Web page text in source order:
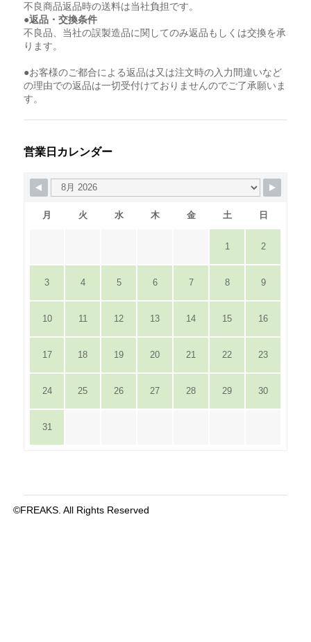
不良商品返品時の送料は当社負担です。
●返品・交換条件
不良品、当社の誤製造品に関してのみ返品もしくは交換を承
ります。
●お客様のご都合による返品は又は注文時の入力間違いなど
の理由での返品は一切受付けておりませんのでご了承願いま
す。
営業日カレンダー
月 火 水 木 金 土 日
1 2
3 4 5 6 7 8 9
10 11 12 13 14 15 16
17 18 19 20 21 22 23
24 25 26 27 28 29 30
31
©FREAKS. All Rights Reserved